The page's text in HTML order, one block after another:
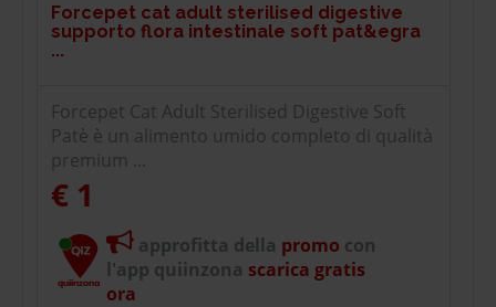
Forcepet cat adult sterilised digestive
supporto flora intestinale soft pat&egra
...
Forcepet Cat Adult Sterilised Digestive Soft
Patè è un alimento umido completo di qualità
premium ...
€ 1
approfitta della promo con
l'app quiinzona scarica gratis
ora